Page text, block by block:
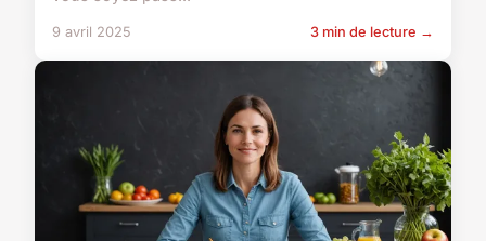
9 avril 2025 3 min de lecture →